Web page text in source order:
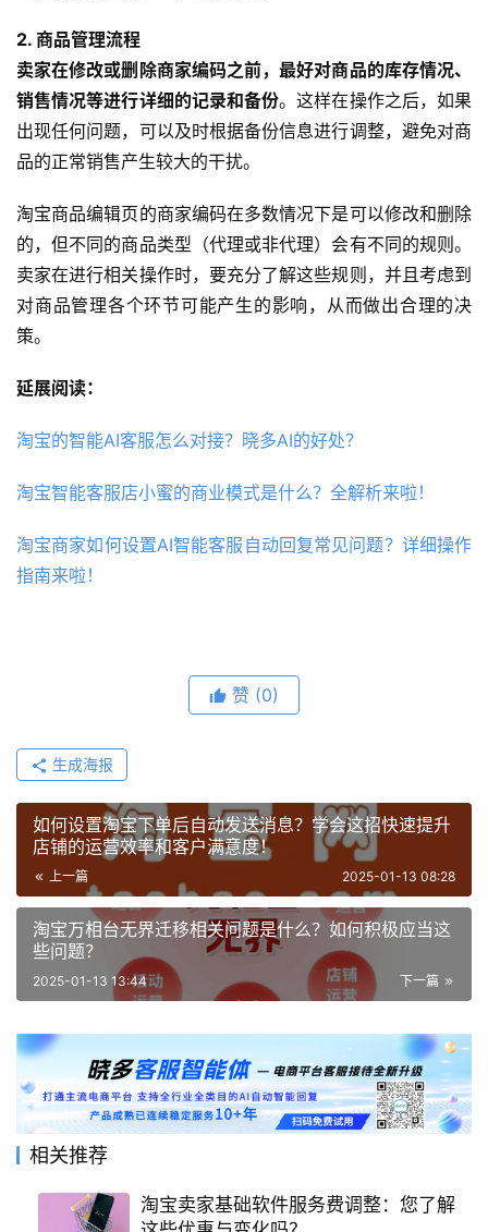
2. 商品管理流程
卖家在修改或删除商家编码之前，最好对商品的库存情况、
销售情况等进行详细的记录和备份。这样在操作之后，如果
出现任何问题，可以及时根据备份信息进行调整，避免对商
品的正常销售产生较大的干扰。
淘宝商品编辑页的商家编码在多数情况下是可以修改和删除
的，但不同的商品类型（代理或非代理）会有不同的规则。
卖家在进行相关操作时，要充分了解这些规则，并且考虑到
对商品管理各个环节可能产生的影响，从而做出合理的决
策。
延展阅读：
淘宝的智能AI客服怎么对接？晓多AI的好处？
淘宝智能客服店小蜜的商业模式是什么？全解析来啦！
淘宝商家如何设置AI智能客服自动回复常见问题？详细操作
指南来啦！
赞 (0)
生成海报
如何设置淘宝下单后自动发送消息？学会这招快速提升
店铺的运营效率和客户满意度！
上一篇 2025-01-13 08:28
淘宝万相台无界迁移相关问题是什么？如何积极应当这
些问题？
下一篇
2025-01-13 13:44
相关推荐
淘宝卖家基础软件服务费调整：您了解